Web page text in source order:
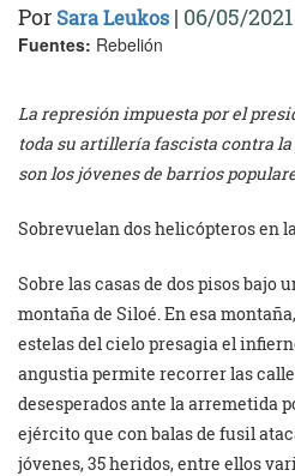
Por Sara Leukos | 06/05/2021
Fuentes: Rebelión
La represión impuesta por el
toda su artillería fascista contra
son los jóvenes de barrios
Sobrevuelan dos helicópteros en
Sobre las casas de dos pisos bajo
montaña de Siloé. En esa
estelas del cielo presagia el
angustia permite recorrer las
desesperados ante la arremetida
ejército que con balas de fusil
jóvenes, 35 heridos, entre ellos